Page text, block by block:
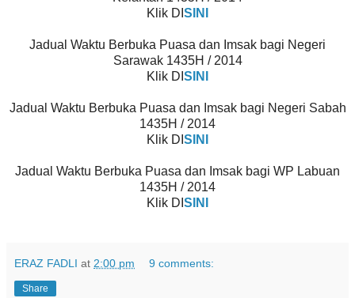
Klik DI SINI
Jadual Waktu Berbuka Puasa dan Imsak bagi Negeri
Sarawak 1435H / 2014
Klik DI SINI
Jadual Waktu Berbuka Puasa dan Imsak bagi Negeri Sabah
1435H / 2014
Klik DI SINI
Jadual Waktu Berbuka Puasa dan Imsak bagi WP Labuan
1435H / 2014
Klik DI SINI
ERAZ FADLI at 2:00 pm 9 comments:
Share